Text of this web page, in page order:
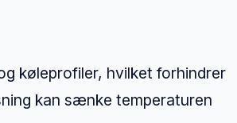
køleprofiler, hvilket forhindrer
kan sænke temperaturen